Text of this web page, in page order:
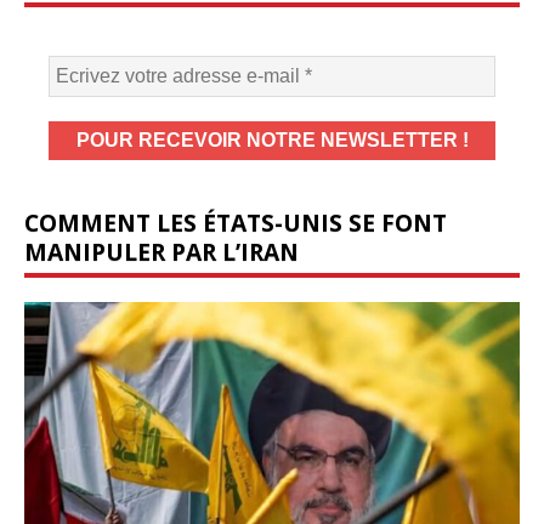
COMMENT LES ÉTATS-UNIS SE FONT
MANIPULER PAR L’IRAN